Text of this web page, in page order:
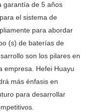
garantía de 5 años
el sistema de
para abordar
(s) de baterías de
son los pilares en
empresa. Hefei Huayu
más énfasis en
para desarrollar